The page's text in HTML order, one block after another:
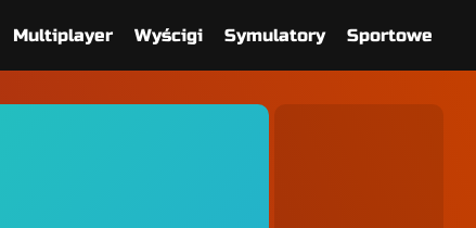
Multiplayer Wyścigi Symulatory Sportowe